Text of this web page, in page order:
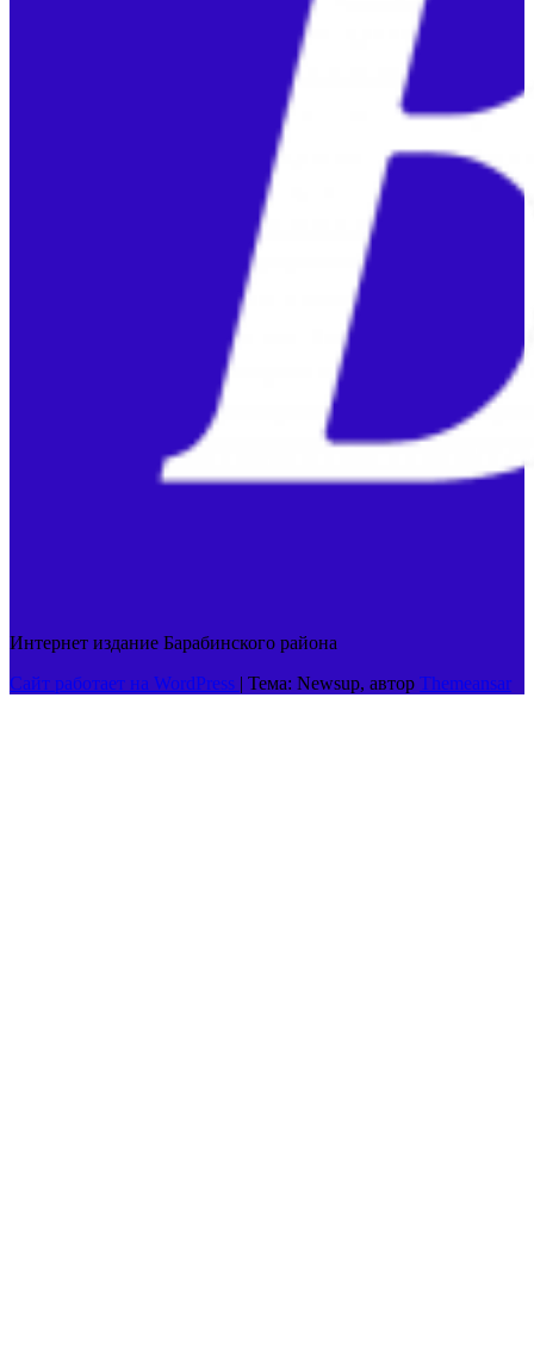
Интернет издание Барабинского района
Сайт работает на WordPress | Тема: Newsup, автор Themeansar